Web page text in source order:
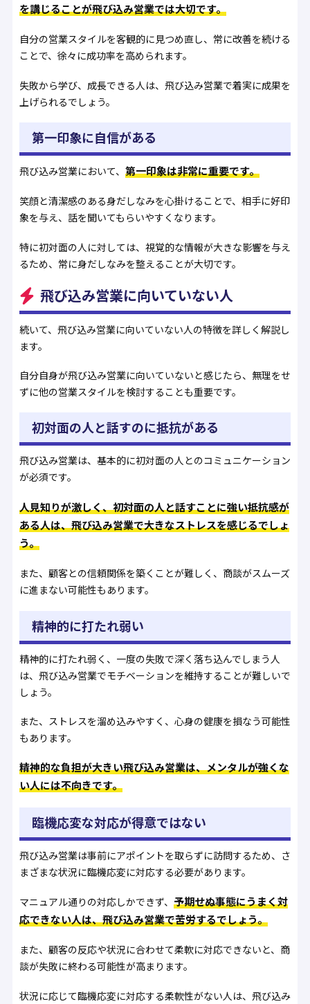
を講じることが飛び込み営業では大切です。
自分の営業スタイルを客観的に見つめ直し、常に改善を続ける
ことで、徐々に成功率を高められます。
失敗から学び、成長できる人は、飛び込み営業で着実に成果を
上げられるでしょう。
第一印象に自信がある
飛び込み営業において、 第一印象は非常に重要です。
笑顔と清潔感のある身だしなみを心掛けることで、相手に好印
象を与え、話を聞いてもらいやすくなります。
特に初対面の人に対しては、視覚的な情報が大きな影響を与え
るため、常に身だしなみを整えることが大切です。
飛び込み営業に向いていない人
続いて、飛び込み営業に向いていない人の特徴を詳しく解説し
ます。
自分自身が飛び込み営業に向いていないと感じたら、無理をせ
ずに他の営業スタイルを検討することも重要です。
初対面の人と話すのに抵抗がある
飛び込み営業は、基本的に初対面の人とのコミュニケーション
が必須です。
人見知りが激しく、初対面の人と話すことに強い抵抗感が
ある人は、飛び込み営業で大きなストレスを感じるでしょ
う。
また、顧客との信頼関係を築くことが難しく、商談がスムーズ
に進まない可能性もあります。
精神的に打たれ弱い
精神的に打たれ弱く、一度の失敗で深く落ち込んでしまう人
は、飛び込み営業でモチベーションを維持することが難しいで
しょう。
また、ストレスを溜め込みやすく、心身の健康を損なう可能性
もあります。
精神的な負担が大きい飛び込み営業は、メンタルが強くな
い人には不向きです。
臨機応変な対応が得意ではない
飛び込み営業は事前にアポイントを取らずに訪問するため、さ
まざまな状況に臨機応変に対応する必要があります。
マニュアル通りの対応しかできず、 予期せぬ事態にうまく対
応できない人は、飛び込み営業で苦労するでしょう。
また、顧客の反応や状況に合わせて柔軟に対応できないと、商
談が失敗に終わる可能性が高まります。
状況に応じて臨機応変に対応する柔軟性がない人は、飛び込み